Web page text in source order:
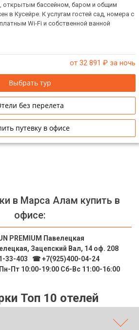
открытым бассейном, баром и общим
в Кусейре. К услугам гостей сад, номера с
Wi-Fi и собственной ванной
от 32 891 ₽ за ночь
Выбрать тур
без перелета
путевку в офисе
в Марса Алам купить в
офисе:
PREMIUM Павелецкая
Зацепский Вал, 14 оф. 208
33-403
☎ +7(925)400-04-24
Пт 10:00-19:00 Сб-Вс 11:00-16:00
Топ 10 отелей